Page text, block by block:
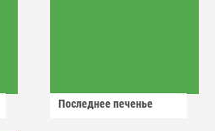
Последнее печенье